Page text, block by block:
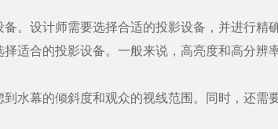
设计师需要选择合适的投影设备，并进行精
合的投影设备。一般来说，高亮度和高分辨
幕的倾斜度和观众的视线范围。同时，还需